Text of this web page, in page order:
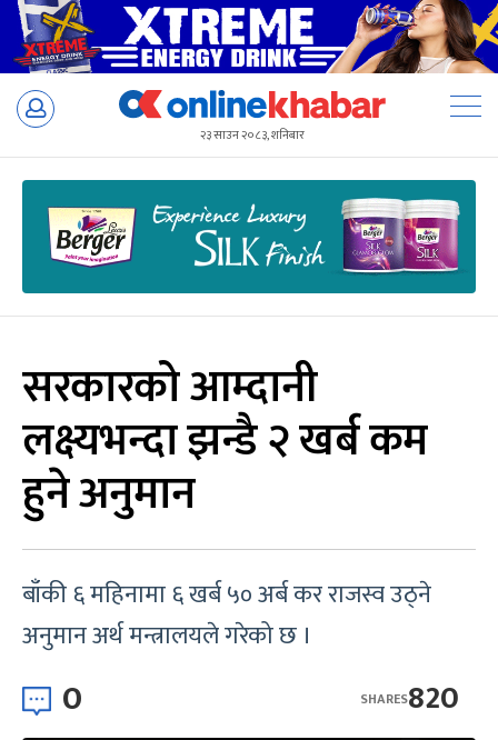
Skip
२३ साउन २०८३, शनिबार
सरकारको आम्दानी
लक्ष्यभन्दा झन्डै २ खर्ब कम
हुने अनुमान
बाँकी ६ महिनामा ६ खर्ब ५० अर्ब कर राजस्व उठ्ने
अनुमान अर्थ मन्त्रालयले गरेको छ ।
0 820
SHARES